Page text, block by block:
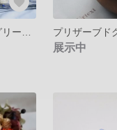
展示中